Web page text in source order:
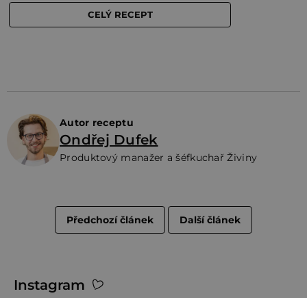
Autor receptu
Ondřej Dufek
Produktový manažer a šéfkuchař Živiny
Předchozí článek Další článek
Instagram